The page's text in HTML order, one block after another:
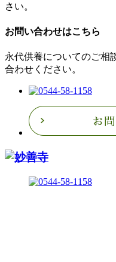
さい。
お問い合わせはこちら
永代供養についてのご相
合わせください。